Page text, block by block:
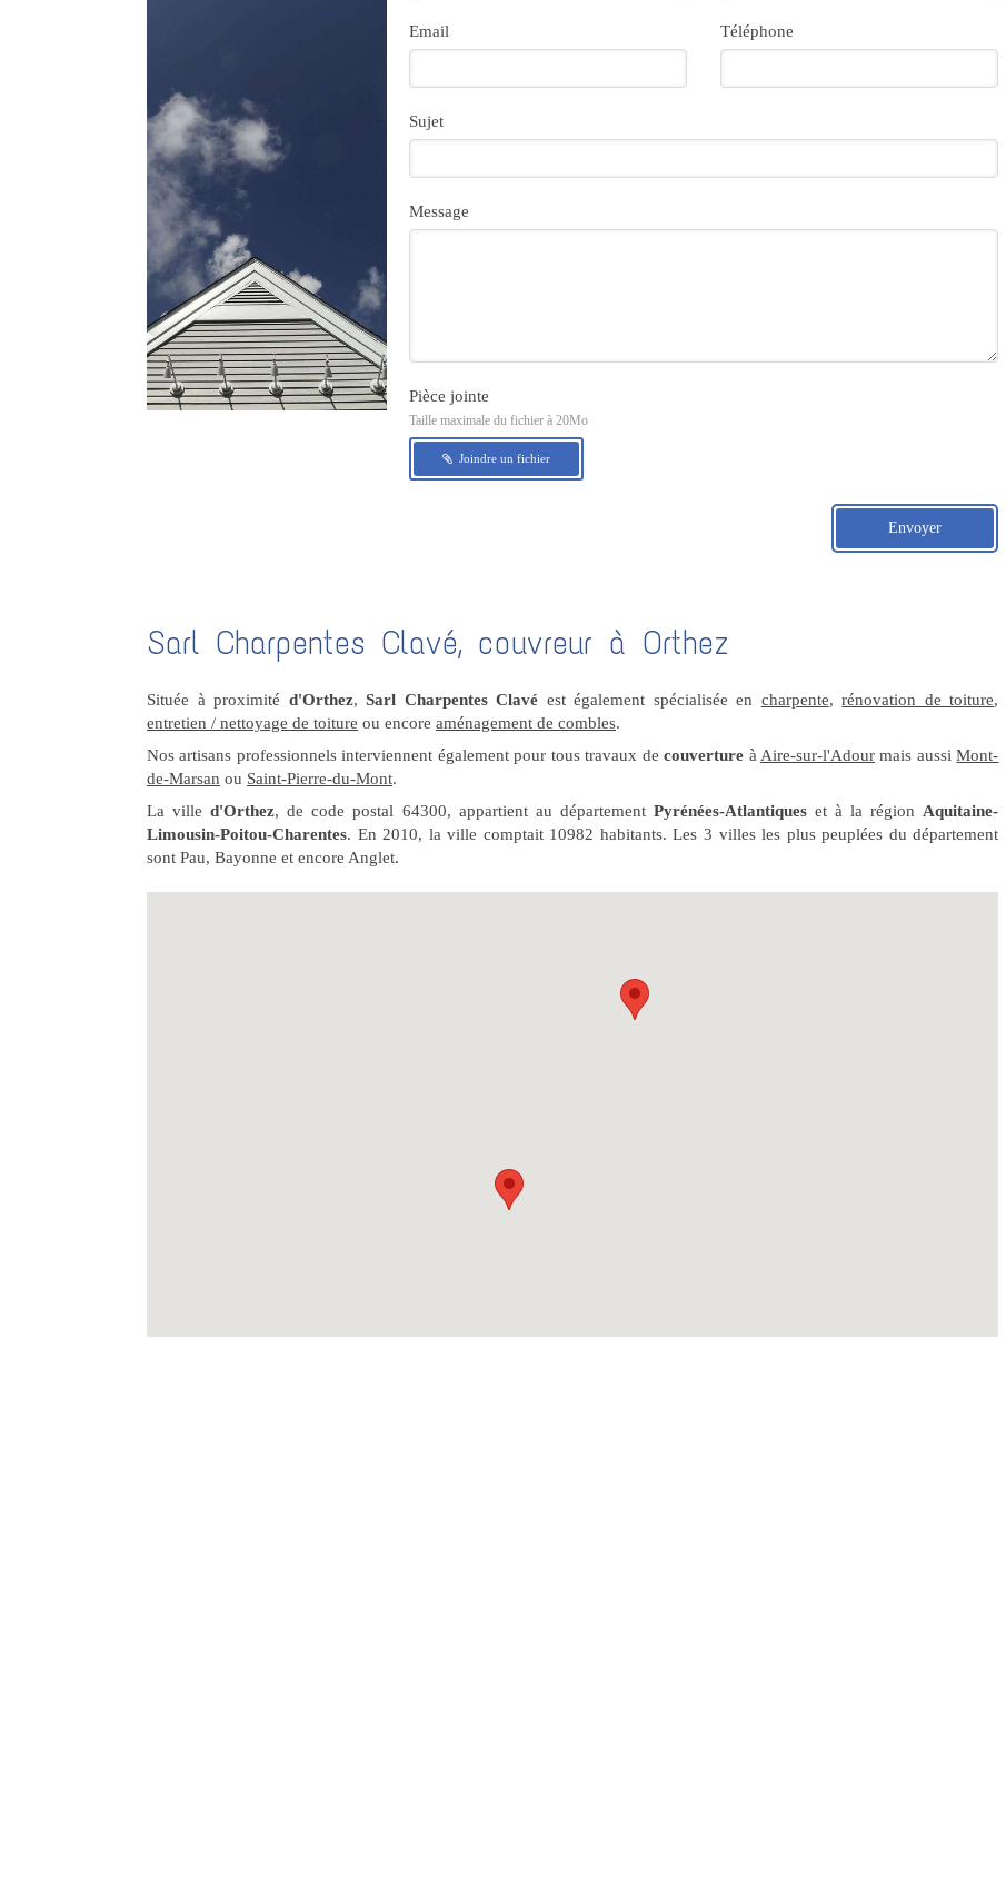
Email Téléphone
Sujet
Message
Pièce jointe
Taille maximale du fichier à 20Mo
Joindre un fichier
Envoyer
Sarl Charpentes Clavé, couvreur à Orthez
Située à proximité d'Orthez,Sarl Charpentes Clavé est également spécialisée en charpente,rénovation de toiture,
entretien / nettoyage de toiture ou encore aménagement de combles.
Nos artisans professionnels interviennent également pour tous travaux decouverture à Aire-sur-l'Adour mais aussiMont-
de-Marsan ou Saint-Pierre-du-Mont.
La ville d'Orthez, de code postal 64300, appartient au département Pyrénées-Atlantiqueset à la région Aquitaine-
Limousin-Poitou-Charentes. En 2010, la ville comptait 10982 habitants. Les 3 villes les plus peuplées du département
sont Pau, Bayonne et encore Anglet.